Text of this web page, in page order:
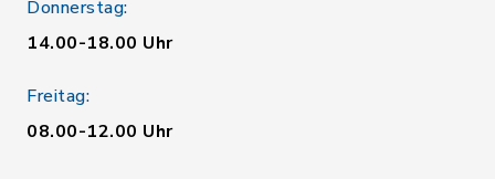
Donnerstag:
14.00-18.00 Uhr
Freitag:
08.00-12.00 Uhr